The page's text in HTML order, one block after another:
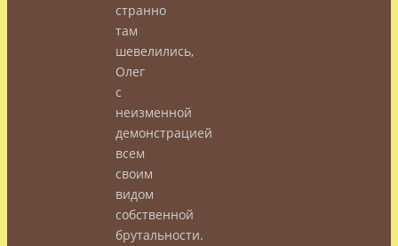
странно
там
шевелились,
Олег
с
неизменной
демонстрацией
всем
своим
видом
собственной
брутальности.